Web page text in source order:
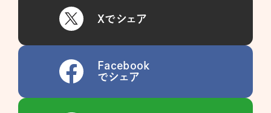
Xでシェア
Facebook
でシェア